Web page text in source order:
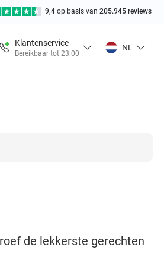
9,4 op basis van 205.945 reviews
Klantenservice
Bereikbaar tot 23:00
NL
de lekkerste gerechten